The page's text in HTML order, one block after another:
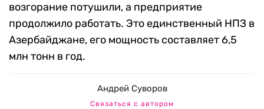
возгорание потушили, а предприятие
продолжило работать. Это единственный НПЗ в
Азербайджане, его мощность составляет 6,5
млн тонн в год.
Андрей Суворов
Связаться с автором